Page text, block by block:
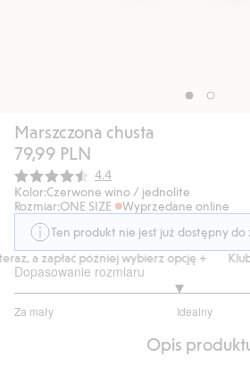
Marszczona chusta
79,99 PLN
Średnia ocena:
4.4
Kolor:Czerwone wino / jednolite
Rozmiar:ONE SIZE
Wyprzedane online
Ten produkt nie jest już dostępny do
a zapłać później wybierz opcję +
Dopasowanie rozmiaru
Za mały Idealny
na
Opis